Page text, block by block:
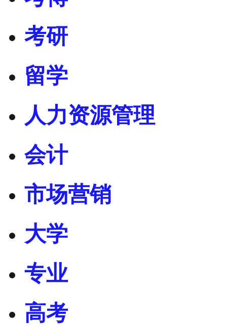
考研
留学
人力资源管理
会计
市场营销
大学
专业
高考